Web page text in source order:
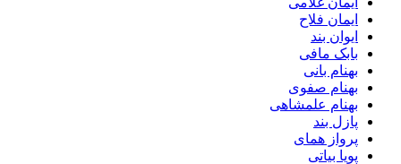
ایمان فلاح
ایوان بند
بابک مافی
بهنام بانی
بهنام صفوی
بهنام علمشاهی
پازل بند
پرواز همای
پویا بیاتی